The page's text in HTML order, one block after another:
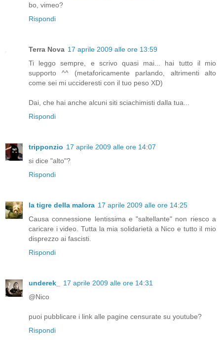
bo, vimeo?
Rispondi
Terra Nova 17 aprile 2009 alle ore 13:59
Ti leggo sempre, e scrivo quasi mai... hai tutto il mio
supporto ^^ (metaforicamente parlando, altrimenti alto
come sei mi uccideresti con il tuo peso XD)
Dai, che hai anche alcuni siti sciachimisti dalla tua...
Rispondi
tripponzio 17 aprile 2009 alle ore 14:07
si dice "alto"?
Rispondi
la tigre della malora 17 aprile 2009 alle ore 14:25
Causa connessione lentissima e "saltellante" non riesco a
caricare i video. Tutta la mia solidarietà a Nico e tutto il mio
disprezzo ai fascisti.
Rispondi
underek_
17 aprile 2009 alle ore 14:31
@Nico
puoi pubblicare i link alle pagine censurate su youtube?
Rispondi